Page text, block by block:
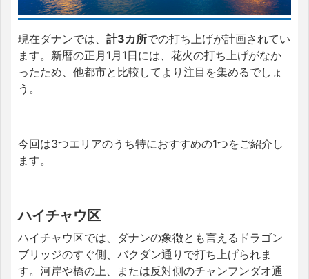
現在ダナンでは、 計3カ所での打ち上げが計画されてい
ます。新暦の正月1月1日には、花火の打ち上げがなか
ったため、他都市と比較してより注目を集めるでしょ
う。
今回は3つエリアのうち特におすすめの1つをご紹介し
ます。
ハイチャウ区
ハイチャウ区では、ダナンの象徴とも言えるドラゴン
ブリッジのすぐ側、バクダン通りで打ち上げられま
す。河岸や橋の上、または反対側のチャンフンダオ通